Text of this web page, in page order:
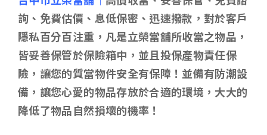
詢、免費估價、息低保密、迅速撥款，對於客戶
隱私百分百注重，凡是立榮當舖所收當之物品，
皆妥善保管於保險箱中，並且投保產物責任保
險，讓您的質當物件安全有保障！並備有防潮設
備，讓您心愛的物品存放於合適的環境，大大的
降低了物品自然損壞的機率！